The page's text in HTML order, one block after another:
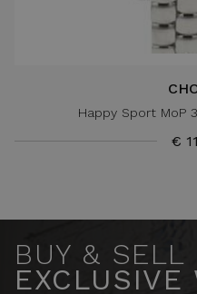
Happy Sport MoP
€
BUY & SELL
EXCLUSIVE